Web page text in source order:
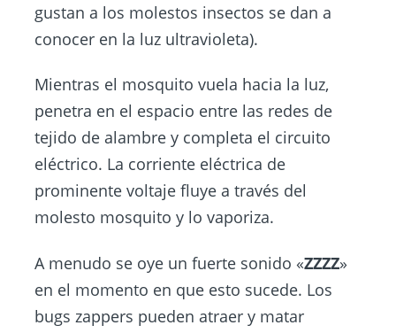
gustan a los molestos insectos se dan a
conocer en la luz ultravioleta).
Mientras el mosquito vuela hacia la luz,
penetra en el espacio entre las redes de
tejido de alambre y completa el circuito
eléctrico. La corriente eléctrica de
prominente voltaje fluye a través del
molesto mosquito y lo vaporiza.
A menudo se oye un fuerte sonido «ZZZZ»
en el momento en que esto sucede. Los
bugs zappers pueden atraer y matar